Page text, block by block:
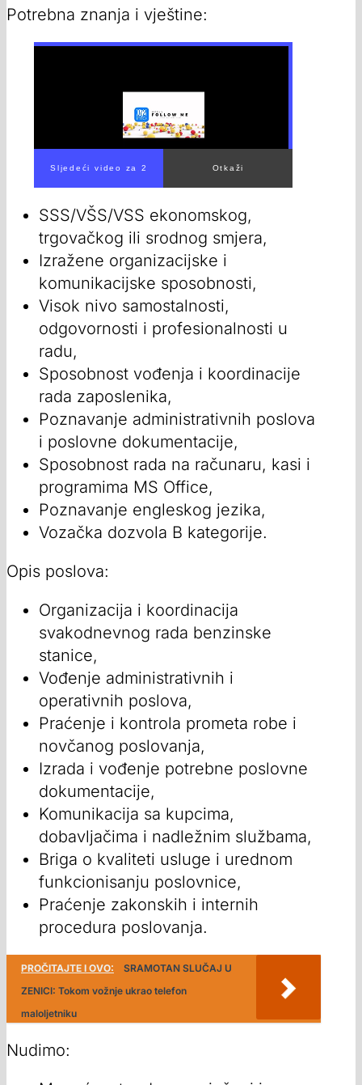
Potrebna znanja i vještine:
SSS/VŠS/VSS ekonomskog,
trgovačkog ili srodnog smjera,
Izražene organizacijske i
komunikacijske sposobnosti,
Visok nivo samostalnosti,
odgovornosti i profesionalnosti u
radu,
Sposobnost vođenja i koordinacije
rada zaposlenika,
Poznavanje administrativnih poslova
i poslovne dokumentacije,
Sposobnost rada na računaru, kasi i
programima MS Office,
Poznavanje engleskog jezika,
Vozačka dozvola B kategorije.
Opis poslova:
Organizacija i koordinacija
svakodnevnog rada benzinske
stanice,
Vođenje administrativnih i
operativnih poslova,
Praćenje i kontrola prometa robe i
novčanog poslovanja,
Izrada i vođenje potrebne poslovne
dokumentacije,
Komunikacija sa kupcima,
dobavljačima i nadležnim službama,
Briga o kvaliteti usluge i urednom
funkcionisanju poslovnice,
Praćenje zakonskih i internih
procedura poslovanja.
PROČITAJTE I OVO:
SRAMOTAN SLUČAJ U
ZENICI: Tokom vožnje ukrao telefon
maloljetniku
Nudimo: